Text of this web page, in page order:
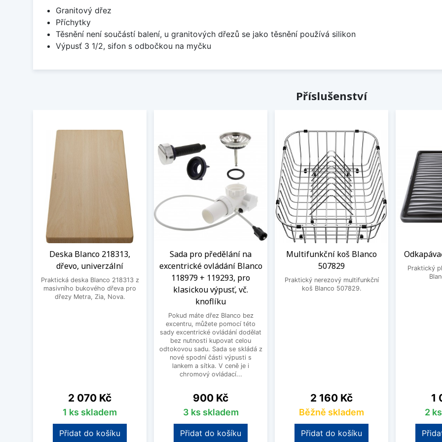
Granitový dřez
Příchytky
Těsnění není součástí balení, u granitových dřezů se jako těsnění používá silikon
Výpusť 3 1/2, sifon s odbočkou na myčku
Příslušenství
Deska Blanco 218313,
dřevo, univerzální
Praktická deska Blanco 218313 z
masivního bukového dřeva pro
dřezy Metra, Zia, Nova.
Cena
2 070 Kč
1 ks skladem
Přidat do košíku
Sada pro předělání na
excentrické ovládání Blanco
118979 + 119293, pro
klasickou výpusť, vč.
knoflíku
Pokud máte dřez Blanco bez
excentru, můžete pomocí této
sady excentrické ovládání dodělat
bez nutnosti kupovat celou
odtokovou sadu. Sada se skládá z
nové spodní části výpusti s
lankem a sítka. V ceně je i
chromový ovládací...
Cena
900 Kč
3 ks skladem
Přidat do košíku
Multifunkční koš Blanco
507829
Praktický nerezový multifunkční
koš Blanco 507829.
Cena
2 160 Kč
Běžně skladem
Přidat do košíku
Praktický
1
2